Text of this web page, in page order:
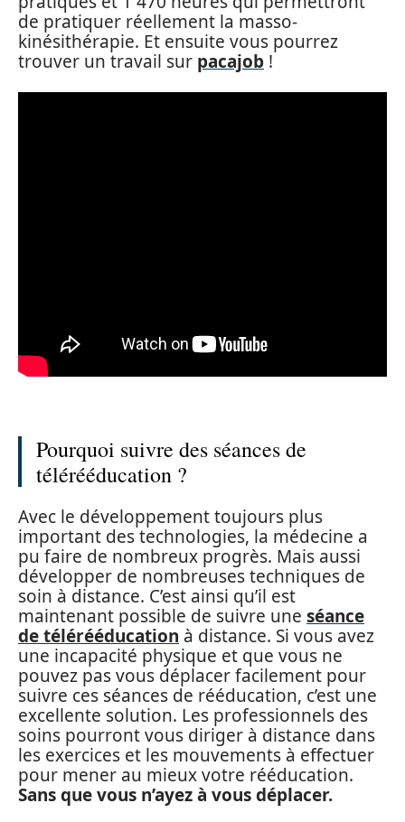
de pratiquer réellement la masso-
kinésithérapie. Et ensuite vous pourrez
trouver un travail sur pacajob !
Pourquoi suivre des séances de
télérééducation ?
Avec le développement toujours plus
important des technologies, la médecine a
pu faire de nombreux progrès. Mais aussi
développer de nombreuses techniques de
soin à distance. C’est ainsi qu’il est
maintenant possible de suivre une séance
de télérééducation à distance. Si vous avez
une incapacité physique et que vous ne
pouvez pas vous déplacer facilement pour
suivre ces séances de rééducation, c’est une
excellente solution. Les professionnels des
soins pourront vous diriger à distance dans
les exercices et les mouvements à effectuer
pour mener au mieux votre rééducation.
Sans que vous n’ayez à vous déplacer.